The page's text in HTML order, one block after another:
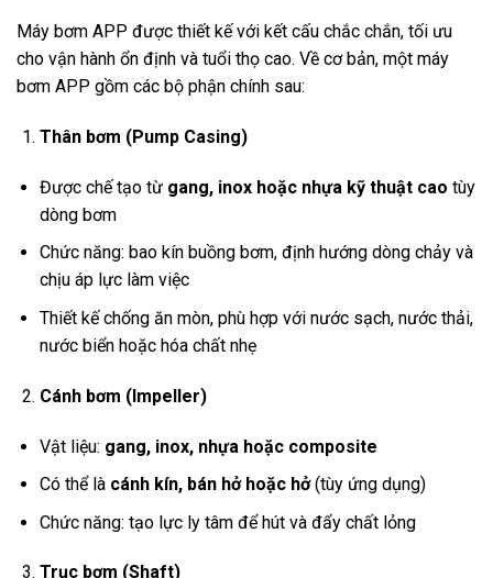
Máy bơm APP được thiết kế với kết cấu chắc chắn, tối ưu
cho vận hành ổn định và tuổi thọ cao. Về cơ bản, một máy
bơm APP gồm các bộ phận chính sau:
Thân bơm (Pump Casing)
Được chế tạo từ gang, inox hoặc nhựa kỹ thuật cao tùy
dòng bơm
Chức năng: bao kín buồng bơm, định hướng dòng chảy và
chịu áp lực làm việc
Thiết kế chống ăn mòn, phù hợp với nước sạch, nước thải,
nước biển hoặc hóa chất nhẹ
Cánh bơm (Impeller)
Vật liệu: gang, inox, nhựa hoặc composite
Có thể là cánh kín, bán hở hoặc hở(tùy ứng dụng)
Chức năng: tạo lực ly tâm để hút và đẩy chất lỏng
Trục bơm (Shaft)